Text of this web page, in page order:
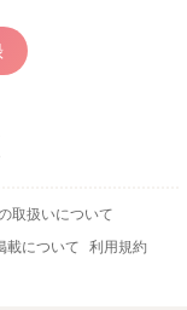
取扱いについて
載について
利用規約